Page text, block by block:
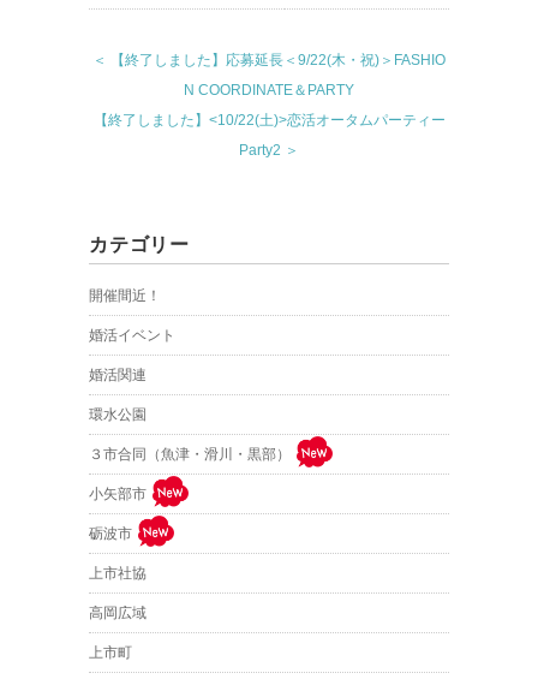
＜ 【終了しました】応募延長＜9/22(木・祝)＞FASHIO
N COORDINATE＆PARTY
【終了しました】<10/22(土)>恋活オータムパーティー
Party2 ＞
カテゴリー
開催間近！
婚活イベント
婚活関連
環水公園
３市合同（魚津・滑川・黒部）
小矢部市
砺波市
上市社協
高岡広域
上市町